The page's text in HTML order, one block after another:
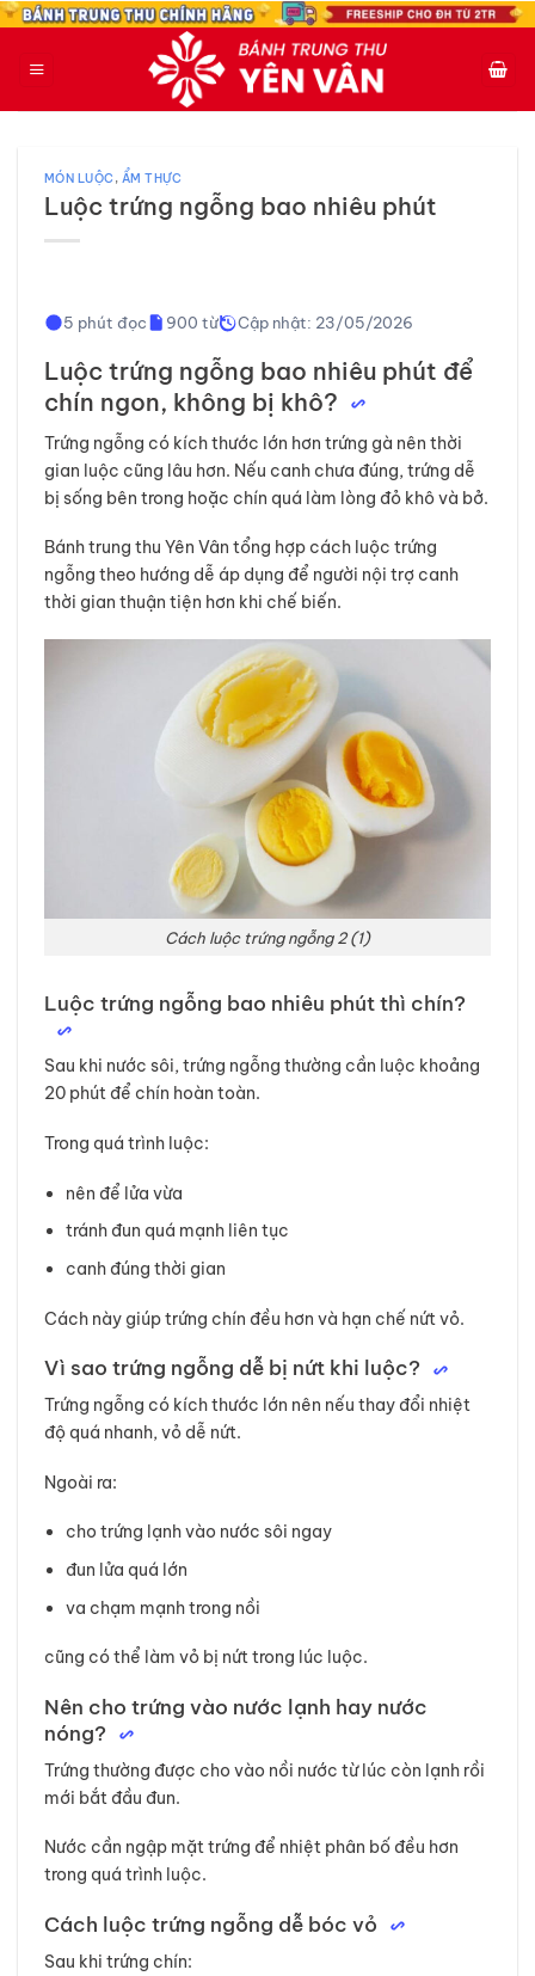
Bỏ
MÓN LUỘC , ẨM THỰC
Luộc trứng ngỗng bao nhiêu phút
5 phút đọc 900 từ Cập nhật: 23/05/2026
Luộc trứng ngỗng bao nhiêu phút để
chín ngon, không bị khô?
Trứng ngỗng có kích thước lớn hơn trứng gà nên thời
gian luộc cũng lâu hơn. Nếu canh chưa đúng, trứng dễ
bị sống bên trong hoặc chín quá làm lòng đỏ khô và bở.
Bánh trung thu Yên Vân tổng hợp cách luộc trứng
ngỗng theo hướng dễ áp dụng để người nội trợ canh
thời gian thuận tiện hơn khi chế biến.
Cách luộc trứng ngỗng 2 (1)
Luộc trứng ngỗng bao nhiêu phút thì chín?
Sau khi nước sôi, trứng ngỗng thường cần luộc khoảng
20 phút để chín hoàn toàn.
Trong quá trình luộc:
nên để lửa vừa
tránh đun quá mạnh liên tục
canh đúng thời gian
Cách này giúp trứng chín đều hơn và hạn chế nứt vỏ.
Vì sao trứng ngỗng dễ bị nứt khi luộc?
Trứng ngỗng có kích thước lớn nên nếu thay đổi nhiệt
độ quá nhanh, vỏ dễ nứt.
Ngoài ra:
cho trứng lạnh vào nước sôi ngay
đun lửa quá lớn
va chạm mạnh trong nồi
cũng có thể làm vỏ bị nứt trong lúc luộc.
Nên cho trứng vào nước lạnh hay nước
nóng?
Trứng thường được cho vào nồi nước từ lúc còn lạnh rồi
mới bắt đầu đun.
Nước cần ngập mặt trứng để nhiệt phân bố đều hơn
trong quá trình luộc.
Cách luộc trứng ngỗng dễ bóc vỏ
Sau khi trứng chín: